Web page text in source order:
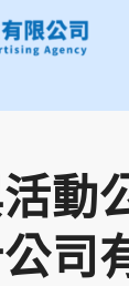
動
司